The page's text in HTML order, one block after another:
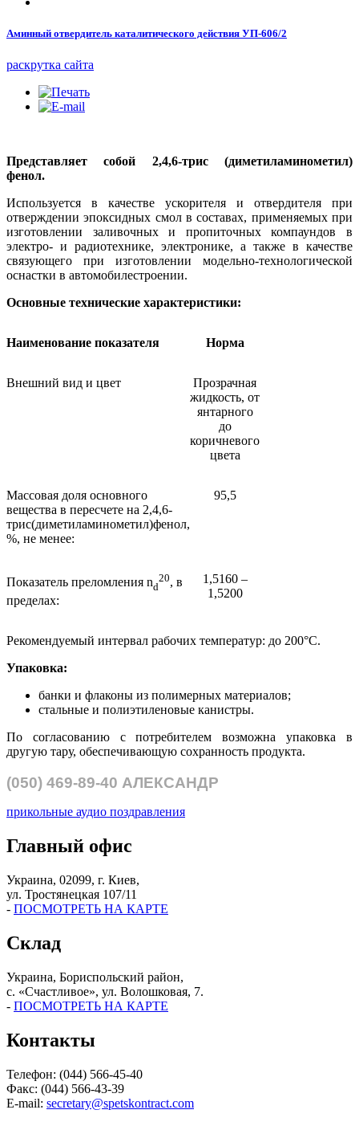
Аминный отвердитель каталитического действия УП-606/2
раскрутка сайта
Представляет собой 2,4,6-трис (диметиламинометил)
фенол.
Используется в качестве ускорителя и отвердителя при
отверждении эпоксидных смол в составах, применяемых при
изготовлении заливочных и пропиточных компаундов в
электро- и радиотехнике, электронике, а также в качестве
связующего при изготовлении модельно-технологической
оснастки в автомобилестроении.
Основные технические характеристики:
Наименование показателя Норма
Внешний вид и цвет
Прозрачная
жидкость, от
янтарного
до
коричневого
цвета
Массовая доля основного
вещества в пересчете на 2,4,6-
трис(диметиламинометил)фенол,
%, не менее:
95,5
Показатель преломления nd
20, в
пределах:
1,5160 –
1,5200
Рекомендуемый интервал рабочих температур: до 200°С.
Упаковка:
банки и флаконы из полимерных материалов;
стальные и полиэтиленовые канистры.
По согласованию с потребителем возможна упаковка в
другую тару, обеспечивающую сохранность продукта.
(050) 469-89-40 АЛЕКСАНДР
прикольные аудио поздравления
Главный офис
Украина, 02099, г. Киев,
ул. Тростянецкая 107/11
- ПОСМОТРЕТЬ НА КАРТЕ
Склад
Украина, Бориспольский район,
с. «Счастливое», ул. Волошковая, 7.
- ПОСМОТРЕТЬ НА КАРТЕ
Контакты
Телефон: (044) 566-45-40
Факс: (044) 566-43-39
E-mail: secretary@spetskontract.com